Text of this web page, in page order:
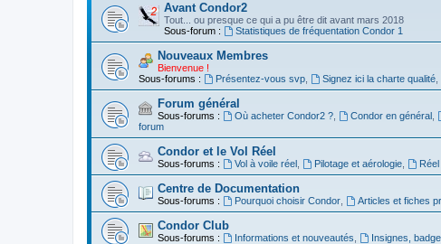
Avant Condor2
Tout... ou presque ce qui a pu être dit avant mars 2018
Sous-forum :
Statistiques de fréquentation Condor 1
Nouveaux Membres
Bienvenue !
Sous-forums :
Présentez-vous svp, Signez ici la charte qualité,
Forum général
Sous-forums : Où acheter Condor2 ?, Condor en général,
forum
Condor et le Vol Réel
Sous-forums : Vol à voile réel, Pilotage et aérologie,
Centre de Documentation
Sous-forums : Pourquoi choisir Condor, Articles et fiches
Condor Club
Sous-forums : Informations et nouveautés Insignes,